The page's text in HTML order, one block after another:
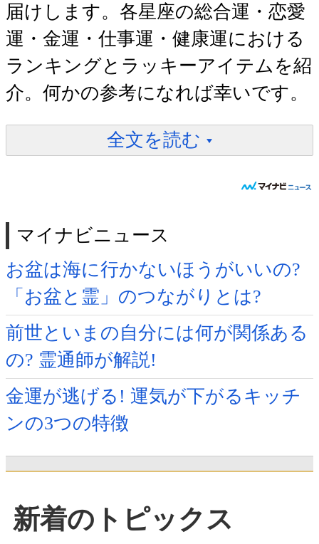
届けします。各星座の総合運・恋愛
運・金運・仕事運・健康運における
ランキングとラッキーアイテムを紹
介。何かの参考になれば幸いです。
全文を読む
マイナビニュース
お盆は海に行かないほうがいいの?
「お盆と霊」のつながりとは?
前世といまの自分には何が関係ある
の? 霊通師が解説!
金運が逃げる! 運気が下がるキッチ
ンの3つの特徴
新着のトピックス